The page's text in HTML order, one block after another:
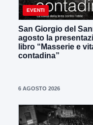
EVENTI
San Giorgio del
agosto la
libro “Masserie e
contadina”
6 AGOSTO 2026